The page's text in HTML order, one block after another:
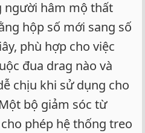
hâm mộ thất
hộp số mới sang số
phù hợp cho việc
đua drag nào và
chịu khi sử dụng cho
bộ giảm sóc từ
phép hệ thống treo